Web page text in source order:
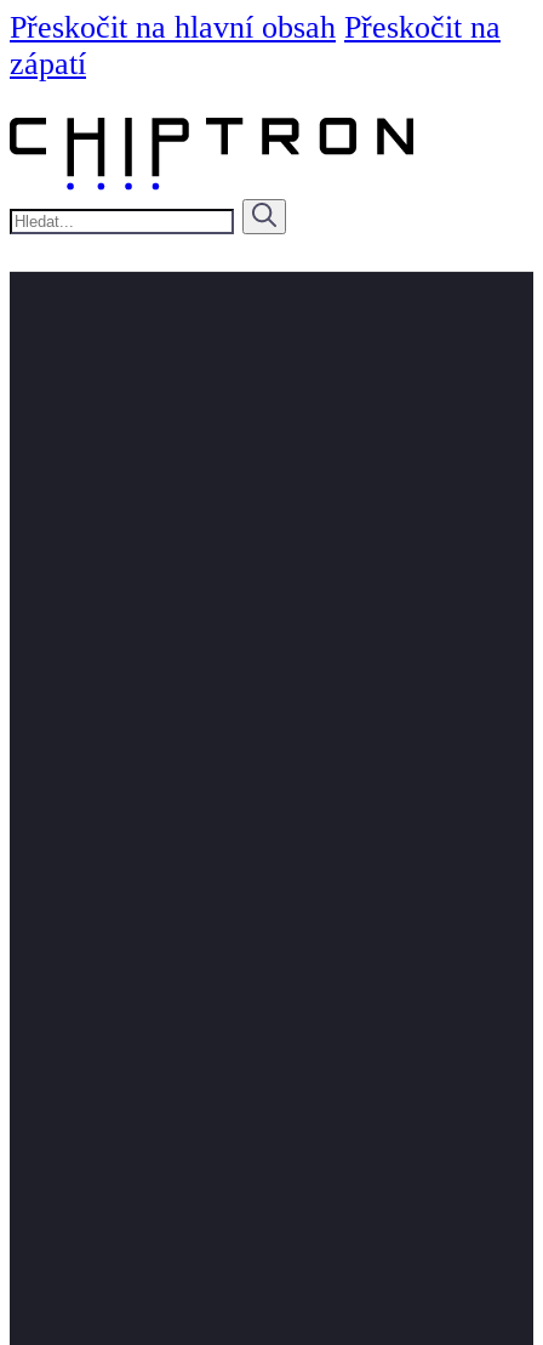
Přeskočit na hlavní obsah Přeskočit na
zápatí
Hledat